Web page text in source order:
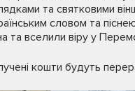
та святковими
словом та
та вселили віру у
кошти будуть